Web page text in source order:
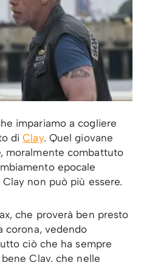
impariamo a cogliere
diClay. Quel giovane
moralmente combattuto
epocale
non può più essere.
che proverà ben presto
corona, vedendo
ciò che ha sempre
Clay, che nelle